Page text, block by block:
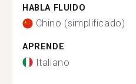
HABLA FLUIDO
Chino (simplificado)
APRENDE
Italiano